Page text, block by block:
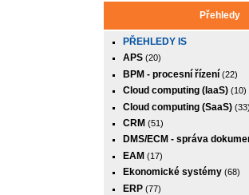
Přehledy
PŘEHLEDY IS
APS(20)
BPM - procesní řízení(22)
Cloud computing (IaaS)(10)
Cloud computing (SaaS)(33)
CRM (51)
DMS/ECM - správa
EAM (17)
Ekonomické systémy(68)
ERP(77)